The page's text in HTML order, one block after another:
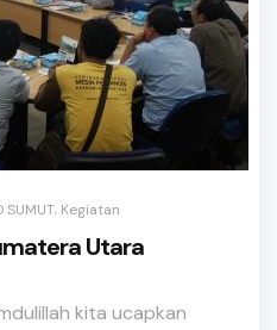
SUMUT, Kegiatan
Utara
kita ucapkan